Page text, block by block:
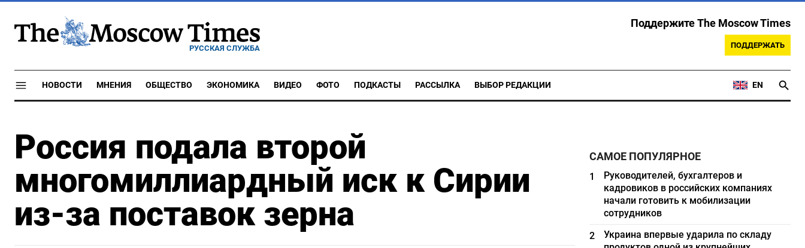
РУССКАЯ СЛУЖБА
Поддержите The Moscow Times
ПОДДЕРЖАТЬ
НОВОСТИ МНЕНИЯ ОБЩЕСТВО ЭКОНОМИКА ВИДЕО ФОТО ПОДКАСТЫ РАССЫЛКА ВЫБОР РЕДАКЦИИ EN
Россия подала второй
многомиллиардный иск к Сирии
из-за поставок зерна
САМОЕ ПОПУЛЯРНОЕ
1
Руководителей, бухгалтеров и
кадровиков в российских компаниях
начали готовить к мобилизации
сотрудников
2
Украина впервые ударила по складу